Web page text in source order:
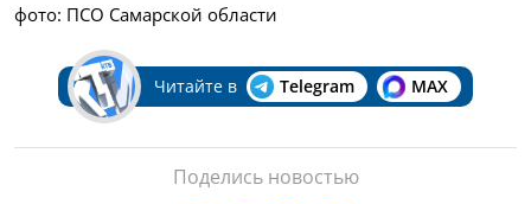
фото: ПСО Самарской области
Читайте в Telegram MAX
Поделись новостью